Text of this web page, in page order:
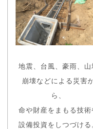
地震、台風、豪雨、山
崩壊などによる災害
ら、
命や財産をまもる技術
設備投資をしつづける